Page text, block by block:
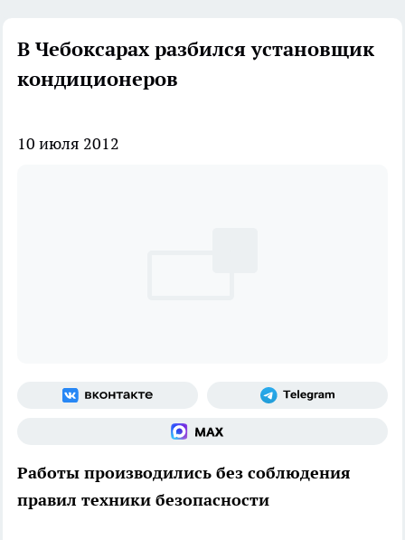
В Чебоксарах разбился установщик
кондиционеров
10 июля 2012
Работы производились без соблюдения
правил техники безопасности